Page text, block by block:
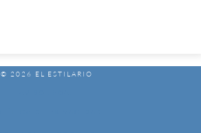
© 2026 EL ESTILARIO